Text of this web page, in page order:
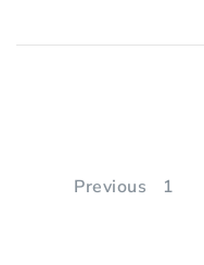
wpisów
Previous PAGE
1